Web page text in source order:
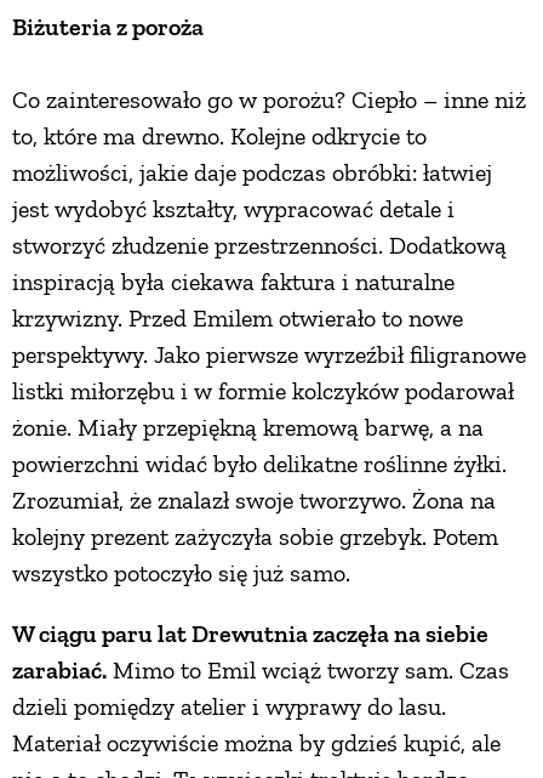
Biżuteria z poroża
Co zainteresowało go w porożu? Ciepło – inne niż
to, które ma drewno. Kolejne odkrycie to
możliwości, jakie daje podczas obróbki: łatwiej
jest wydobyć kształty, wypracować detale i
stworzyć złudzenie przestrzenności. Dodatkową
inspiracją była ciekawa faktura i naturalne
krzywizny. Przed Emilem otwierało to nowe
perspektywy. Jako pierwsze wyrzeźbił filigranowe
listki miłorzębu i w formie kolczyków podarował
żonie. Miały przepiękną kremową barwę, a na
powierzchni widać było delikatne roślinne żyłki.
Zrozumiał, że znalazł swoje tworzywo. Żona na
kolejny prezent zażyczyła sobie grzebyk. Potem
wszystko potoczyło się już samo.
W ciągu paru lat Drewutnia zaczęła na siebie
zarabiać. Mimo to Emil wciąż tworzy sam. Czas
dzieli pomiędzy atelier i wyprawy do lasu.
Materiał oczywiście można by gdzieś kupić, ale